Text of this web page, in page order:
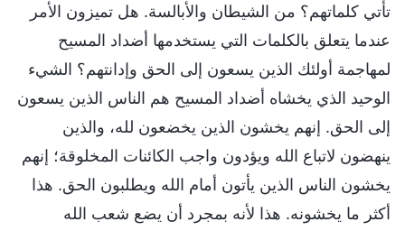
تأتي كلماتهم؟ من الشيطان والأبالسة. هل تميزون الأمر
عندما يتعلق بالكلمات التي يستخدمها أضداد المسيح
لمهاجمة أولئك الذين يسعون إلى الحق وإدانتهم؟ الشيء
الوحيد الذي يخشاه أضداد المسيح هم الناس الذين يسعون
إلى الحق. إنهم يخشون الذين يخضعون لله، والذين
ينهضون لاتباع الله ويؤدون واجب الكائنات المخلوقة؛ إنهم
يخشون الناس الذين يأتون أمام الله ويطلبون الحق. هذا
أكثر ما يخشونه. هذا لأنه بمجرد أن يضع شعب الله